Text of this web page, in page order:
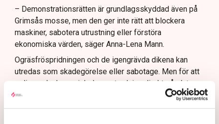
– Demonstrationsrätten är grundlagsskyddad även på
Grimsås mosse, men den ger inte rätt att blockera
maskiner, sabotera utrustning eller förstöra
ekonomiska värden, säger Anna-Lena Mann.
Ogräsfröspridningen och de igengrävda dikena kan
utredas som skadegörelse eller sabotage. Men för att
polisen ska kunna inleda en utredning direkt på plats
krävs att brottet pågår eller nyss har avslutats, samt
konkreta bevis eller utpekade misstänkta.